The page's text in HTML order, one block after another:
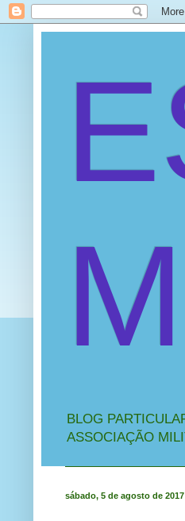
BLOG
ASSOCIAÇÃO
sábado, 5 de agosto de 2017